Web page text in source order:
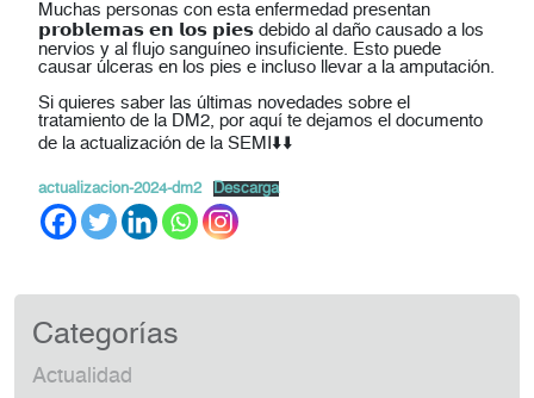
Muchas personas con esta enfermedad presentan
𝗽𝗿𝗼𝗯𝗹𝗲𝗺𝗮𝘀 𝗲𝗻 𝗹𝗼𝘀 𝗽𝗶𝗲𝘀 debido al daño causado a los
nervios y al flujo sanguíneo insuficiente. Esto puede
causar úlceras en los pies e incluso llevar a la amputación.
Si quieres saber las últimas novedades sobre el
tratamiento de la DM2, por aquí te dejamos el documento
de la actualización de la SEMI⬇️⬇️
actualizacion-2024-dm2 Descarga
Categorías
Actualidad